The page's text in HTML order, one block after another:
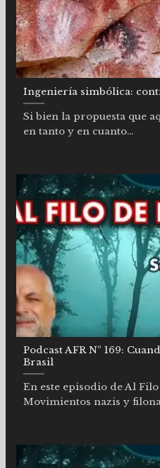
Ingeniería simbólica:
Si bien la propuesta que
en tanto y en cuanto...
Podcast AFR Nº 169:
Brasil
En este episodio de Al
Movimientos nazis y